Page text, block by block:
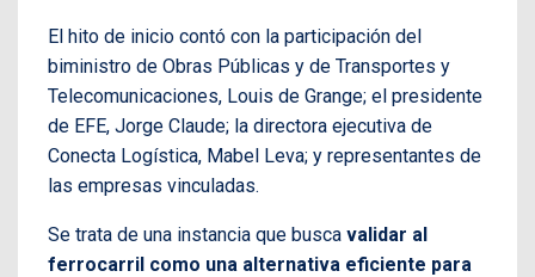
El hito de inicio contó con la participación del
biministro de Obras Públicas y de Transportes y
Telecomunicaciones, Louis de Grange; el presidente
de EFE, Jorge Claude; la directora ejecutiva de
Conecta Logística, Mabel Leva; y representantes de
las empresas vinculadas.
Se trata de una instancia que busca validar al
ferrocarril como una alternativa eficiente para